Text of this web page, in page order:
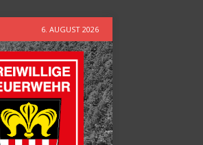
6. AUGUST 2026